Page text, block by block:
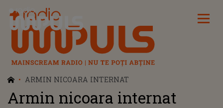
Radio Impuls
ARMIN NICOARA INTERNAT
Armin nicoara internat